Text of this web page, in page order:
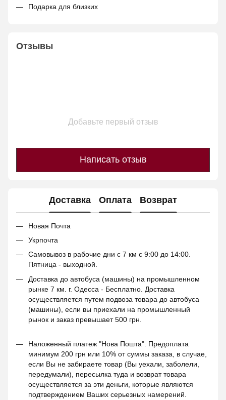
Подарка для близких
Отзывы
Добавьте первый отзыв
Написать отзыв
Доставка Оплата Возврат
Новая Почта
Укрпочта
Самовывоз в рабочие дни с 7 км с 9:00 до 14:00.
Пятница - выходной.
Доставка до автобуса (машины) на промышленном
рынке 7 км. г. Одесса - Бесплатно. Доставка
осуществляется путем подвоза товара до автобуса
(машины), если вы приехали на промышленный
рынок и заказ превышает 500 грн.
Наложенный платеж "Нова Пошта". Предоплата
минимум 200 грн или 10% от суммы заказа, в случае,
если Вы не забираете товар (Вы уехали, заболели,
передумали), пересылка туда и возврат товара
осуществляется за эти деньги, которые являются
подтверждением Ваших серьезных намерений.